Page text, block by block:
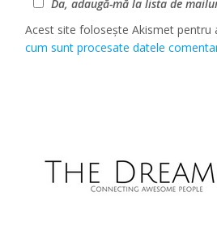
Da, adaugă-mă la lista de
Acest site folosește Akismet pentru
cum sunt procesate datele